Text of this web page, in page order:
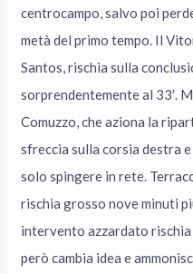
centrocampo, salvo poi
metà del primo tempo. Il
Santos, rischia sulla
sorprendentemente al 33′.
Comuzzo, che aziona la
sfreccia sulla corsia destra
solo spingere in rete.
rischia grosso nove minuti
intervento azzardato
però cambia idea e